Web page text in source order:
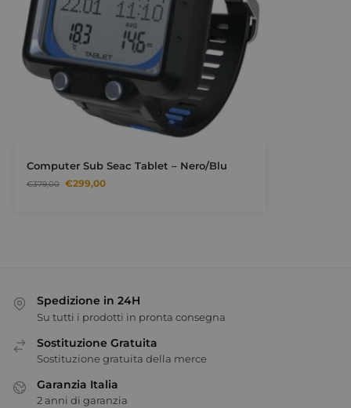
Computer Sub Seac Tablet – Nero/Blu
€379,00 €299,00
Spedizione in 24H
Su tutti i prodotti in pronta consegna
Sostituzione Gratuita
Sostituzione gratuita della merce
Garanzia Italia
2 anni di garanzia